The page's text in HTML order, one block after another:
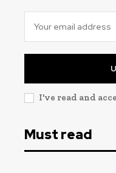
I've read and
Must read